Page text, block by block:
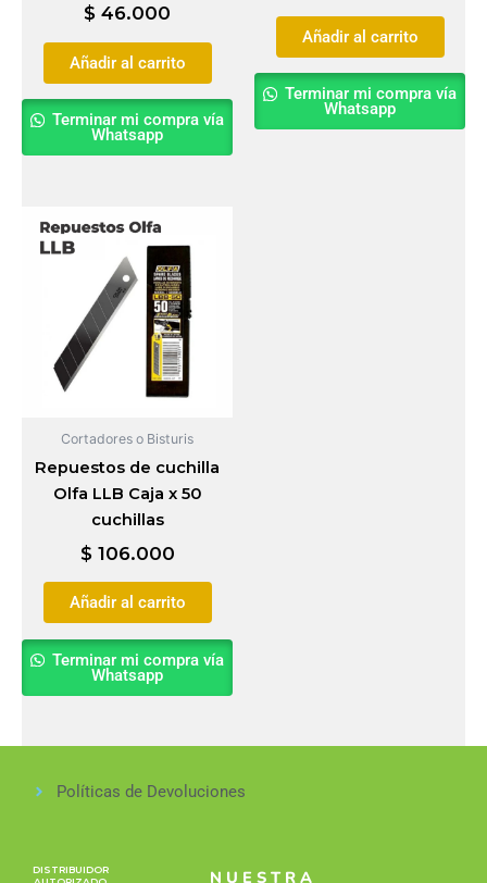
$ 46.000
Añadir al carrito
Terminar mi compra vía
Whatsapp
Añadir al carrito
Terminar mi compra vía
Whatsapp
Cortadores o Bisturis
Repuestos de cuchilla
Olfa LLB Caja x 50
cuchillas
$106.000
Añadir al carrito
Terminar mi compra vía
Whatsapp
Políticas de Devoluciones
DISTRIBUIDOR
NUESTRA